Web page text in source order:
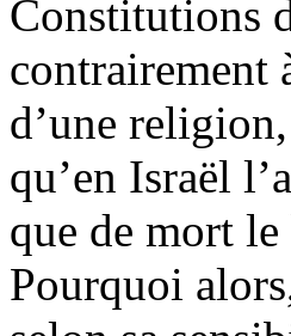
Constitutions
contrairement
d’une
qu’en Israël
que de mort
Pourquoi